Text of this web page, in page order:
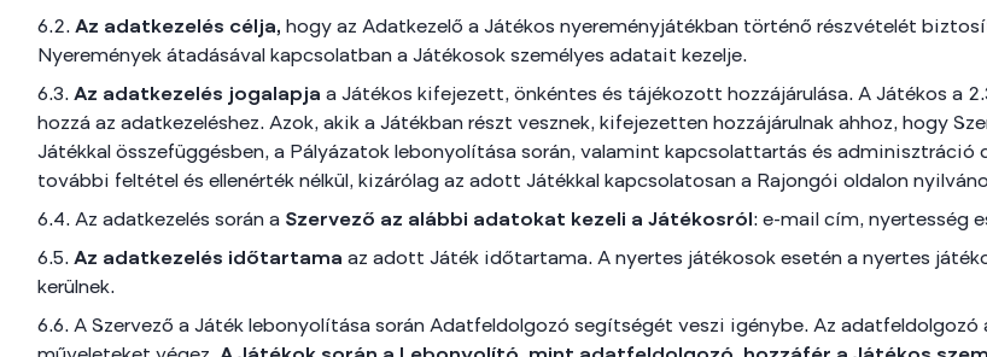
6.2. Az adatkezelés célja, hogy az Adatkezelő a Játékos nyereményjátékban történő részvételét
Nyeremények átadásával kapcsolatban a Játékosok személyes adatait kezelje.
6.3. Az adatkezelés jogalapja a Játékos kifejezett, önkéntes és tájékozott hozzájárulása. A Játékos a
hozzá az adatkezeléshez. Azok, akik a Játékban részt vesznek, kifejezetten hozzájárulnak ahhoz, hogy
Játékkal összefüggésben, a Pályázatok lebonyolítása során, valamint kapcsolattartás és adminisztráció
további feltétel és ellenérték nélkül, kizárólag az adott Játékkal kapcsolatosan a Rajongói oldalon
6.4. Az adatkezelés során a Szervező az alábbi adatokat kezeli a Játékosról : e-mail cím, nyertesség
6.5. Az adatkezelés időtartama az adott Játék időtartama. A nyertes játékosok esetén a nyertes
kerülnek.
6.6. A Szervező a Játék lebonyolítása során Adatfeldolgozó segítségét veszi igénybe. Az